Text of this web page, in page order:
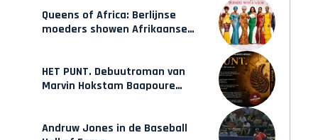
Queens of Africa: Berlijnse
moeders showen Afrikaanse
HET PUNT. Debuutroman van
Marvin Hokstam Baapoure
Andruw Jones in de Baseball